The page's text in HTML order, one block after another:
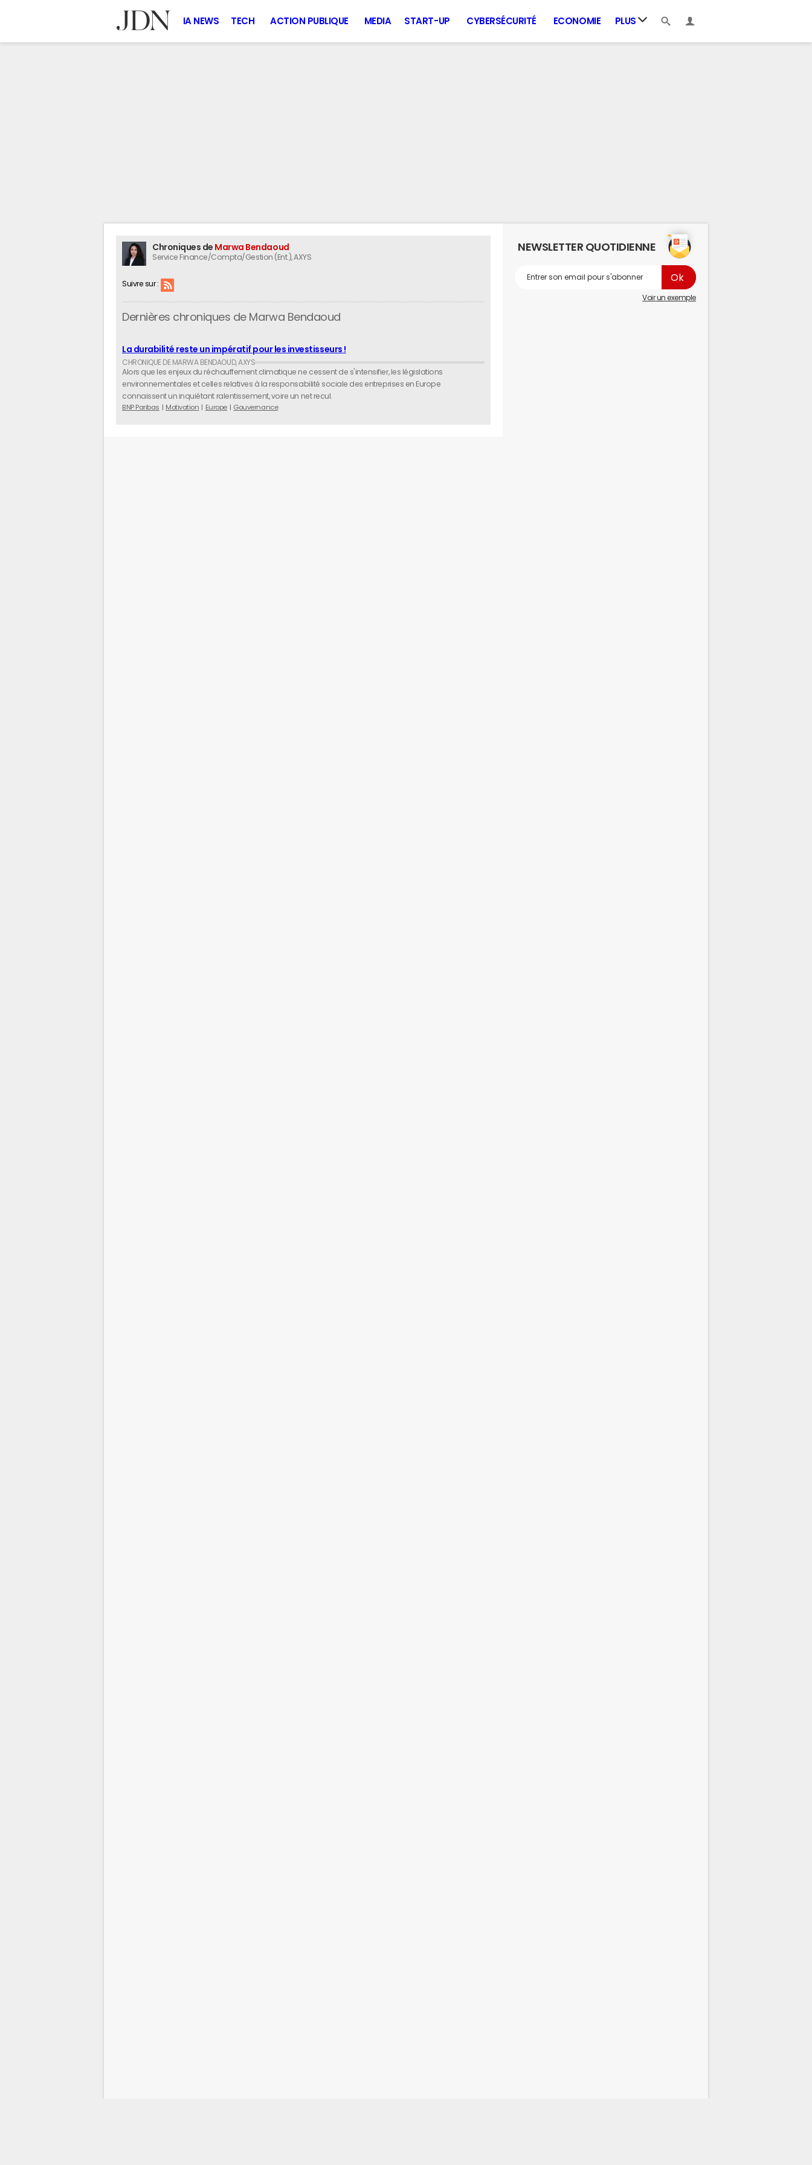
IA NEWS TECH ACTION PUBLIQUE MEDIA START-UP CYBERSÉCURITÉ ECONOMIE PLUS
Chroniques de Marwa Bendaoud
Service Finance/Compta/Gestion (Ent.), AXYS
Suivre sur :
Dernières chroniques de Marwa Bendaoud
La durabilité reste un impératif pour les investisseurs !
Alors que les enjeux du réchauffement climatique ne cessent de s'intensifier, les législations
environnementales et celles relatives à la responsabilité sociale des entreprises en Europe
connaissent un inquiétant ralentissement, voire un net recul.
BNP Paribas
Motivation Europe Gouvernance
NEWSLETTER QUOTIDIENNE
Voir un exemple